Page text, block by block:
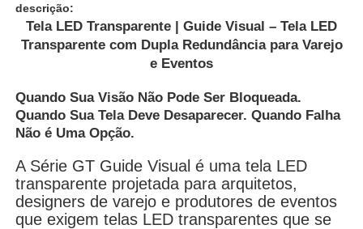
Para casa
Produtos
Vídeos
descrição:
Tela LED Transparente | Guide Visual – Tela LED
Transparente com Dupla Redundância para Varejo
e Eventos
Quando Sua Visão Não Pode Ser Bloqueada.
Quando Sua Tela Deve Desaparecer. Quando Falha
Não é Uma Opção.
A Série GT Guide Visual é uma tela LED
transparente projetada para arquitetos,
designers de varejo e produtores de eventos
que exigem telas LED transparentes que se